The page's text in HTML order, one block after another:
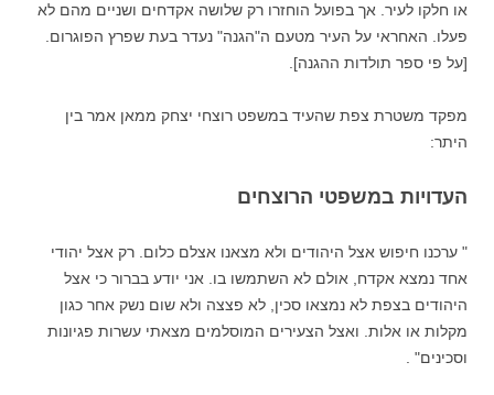
או חלקו לעיר. אך בפועל הוחזרו רק שלושה אקדחים ושניים מהם לא
פעלו. האחראי על העיר מטעם ה"הגנה" נעדר בעת שפרץ הפוגרום.
[על פי ספר תולדות ההגנה].
מפקד משטרת צפת שהעיד במשפט רוצחי יצחק ממאן אמר בין
היתר:
העדויות במשפטי הרוצחים
" ערכנו חיפוש אצל היהודים ולא מצאנו אצלם כלום. רק אצל יהודי
אחד נמצא אקדח, אולם לא השתמשו בו. אני יודע בברור כי אצל
היהודים בצפת לא נמצאו סכין, לא פצצה ולא שום נשק אחר כגון
מקלות או אלות. ואצל הצעירים המוסלמים מצאתי עשרות פגיונות
וסכינים" .